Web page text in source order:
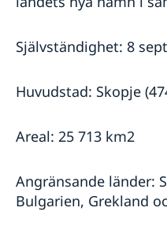
Samordningsnummer i
Service för svenska
Handel med
Självständighet: 8
Huvudstad: Skopje
Areal: 25 713 km2
Angränsande länder:
Bulgarien, Grekland